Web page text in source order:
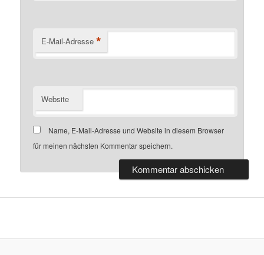
E-Mail-Adresse *
Website
Name, E-Mail-Adresse und Website in diesem Browser
für meinen nächsten Kommentar speichern.